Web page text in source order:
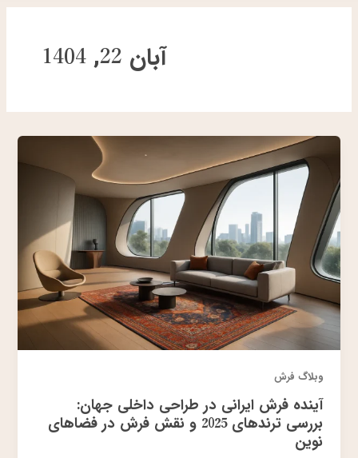
آبان 22, 1404
وبلاگ فرش
آینده فرش ایرانی در طراحی داخلی جهان:
بررسی ترندهای 2025 و نقش فرش در فضاهای
نوین